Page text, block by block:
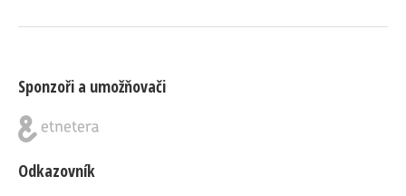
Sponzoři a umožňovači
Odkazovník